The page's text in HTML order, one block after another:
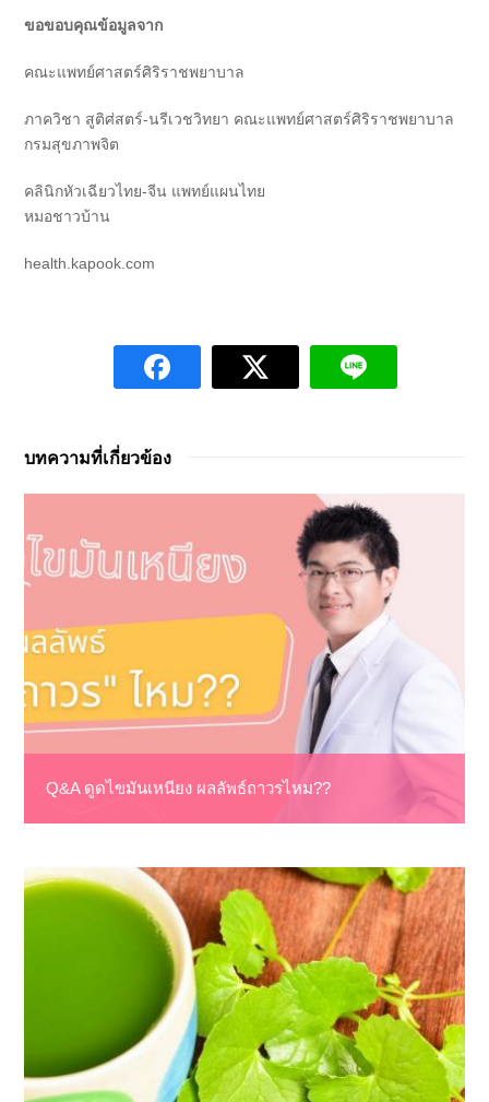
ขอขอบคุณข้อมูลจาก
คณะแพทย์ศาสตร์ศิริราชพยาบาล
ภาควิชา สูติศ่สตร์-นรีเวชวิทยา คณะแพทย์ศาสตร์ศิริราชพยาบาล
กรมสุขภาพจิต
คลินิกหัวเฉียวไทย-จีน แพทย์แผนไทย
หมอชาวบ้าน
health.kapook.com
บทความที่เกี่ยวข้อง
Q&A ดูดไขมันเหนียง ผลลัพธ์ถาวรไหม??